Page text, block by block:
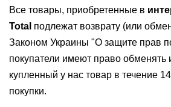
Все товары, приобретенные в
Total подлежат возврату (или
Законом Украины "О защите прав
покупатели имеют право обменять
купленный у нас товар в течение
покупки.